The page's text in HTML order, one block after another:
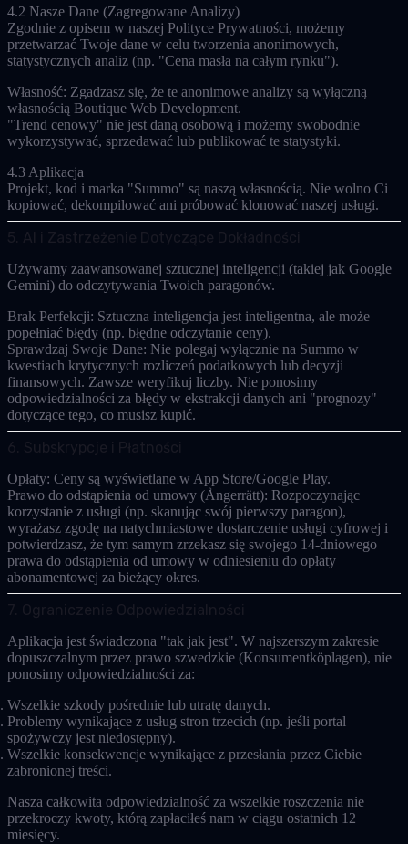
4.2 Nasze Dane (Zagregowane Analizy)
Zgodnie z opisem w naszej Polityce Prywatności, możemy
przetwarzać Twoje dane w celu tworzenia anonimowych,
statystycznych analiz (np. "Cena masła na całym rynku").
Własność: Zgadzasz się, że te anonimowe analizy są wyłączną
własnością Boutique Web Development.
"Trend cenowy" nie jest daną osobową i możemy swobodnie
wykorzystywać, sprzedawać lub publikować te statystyki.
4.3 Aplikacja
Projekt, kod i marka "Summo" są naszą własnością. Nie wolno Ci
kopiować, dekompilować ani próbować klonować naszej usługi.
5. AI i Zastrzeżenie Dotyczące Dokładności
Używamy zaawansowanej sztucznej inteligencji (takiej jak Google
Gemini) do odczytywania Twoich paragonów.
Brak Perfekcji: Sztuczna inteligencja jest inteligentna, ale może
popełniać błędy (np. błędne odczytanie ceny).
Sprawdzaj Swoje Dane: Nie polegaj wyłącznie na Summo w
kwestiach krytycznych rozliczeń podatkowych lub decyzji
finansowych. Zawsze weryfikuj liczby. Nie ponosimy
odpowiedzialności za błędy w ekstrakcji danych ani "prognozy"
dotyczące tego, co musisz kupić.
6. Subskrypcje i Płatności
Opłaty: Ceny są wyświetlane w App Store/Google Play.
Prawo do odstąpienia od umowy (Ångerrätt): Rozpoczynając
korzystanie z usługi (np. skanując swój pierwszy paragon),
wyrażasz zgodę na natychmiastowe dostarczenie usługi cyfrowej i
potwierdzasz, że tym samym zrzekasz się swojego 14-dniowego
prawa do odstąpienia od umowy w odniesieniu do opłaty
abonamentowej za bieżący okres.
7. Ograniczenie Odpowiedzialności
Aplikacja jest świadczona "tak jak jest". W najszerszym zakresie
dopuszczalnym przez prawo szwedzkie (Konsumentköplagen), nie
ponosimy odpowiedzialności za:
Wszelkie szkody pośrednie lub utratę danych.
Problemy wynikające z usług stron trzecich (np. jeśli portal
spożywczy jest niedostępny).
Wszelkie konsekwencje wynikające z przesłania przez Ciebie
zabronionej treści.
Nasza całkowita odpowiedzialność za wszelkie roszczenia nie
przekroczy kwoty, którą zapłaciłeś nam w ciągu ostatnich 12
miesięcy.